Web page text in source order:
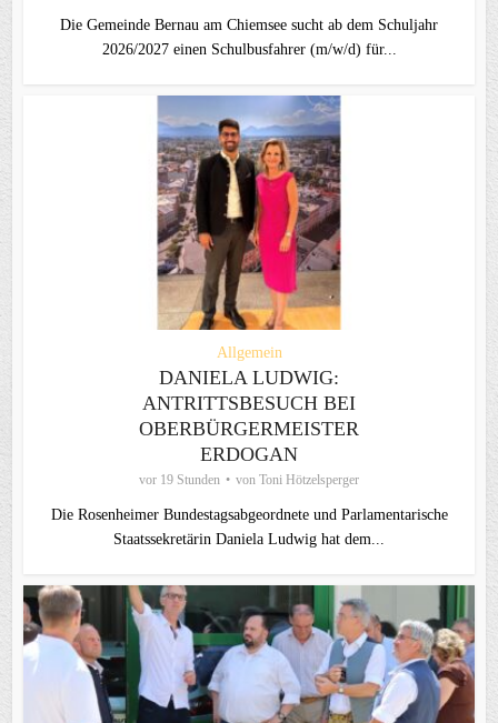
Die Gemeinde Bernau am Chiemsee sucht ab dem Schuljahr
2026/2027 einen Schulbusfahrer (m/w/d) für...
Allgemein
DANIELA LUDWIG:
ANTRITTSBESUCH BEI
OBERBÜRGERMEISTER
ERDOGAN
vor 19 Stunden von Toni Hötzelsperger
Die Rosenheimer Bundestagsabgeordnete und Parlamentarische
Staatssekretärin Daniela Ludwig hat dem...